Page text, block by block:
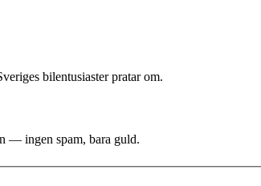
bilentusiaster pratar om.
— ingen spam, bara guld.